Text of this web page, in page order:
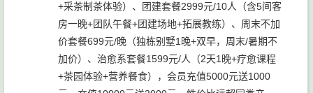
+采茶制茶体验）、团建套餐2999元/10人（含5间客
房一晚+团队午餐+团建场地+拓展教练）、周末不加
价套餐699元/晚（独栋别墅1晚+双早，周末/暑期不
加价）、治愈系套餐1599元/人（2天1晚+疗愈课程
+茶园体验+营养餐食），会员充值5000元送1000